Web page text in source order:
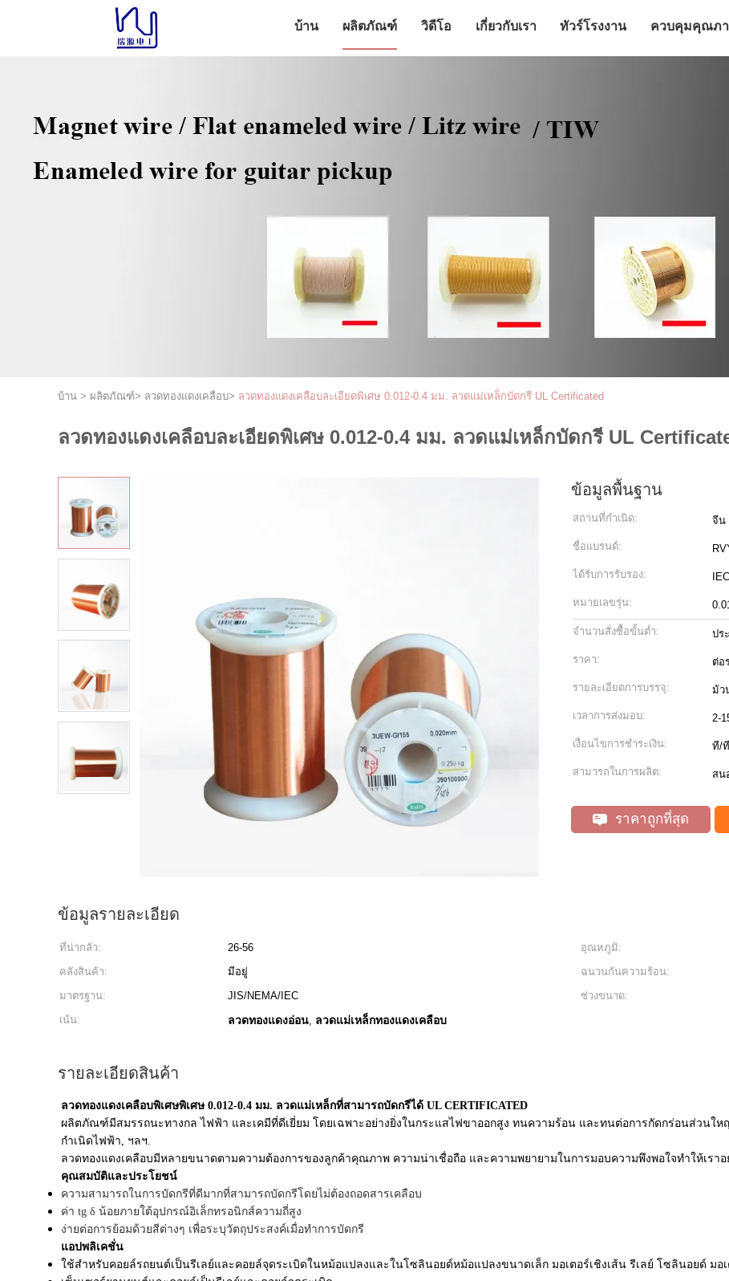
บ้าน ผลิตภัณฑ์ วิดีโอ เกี่ยวกับเรา ทัวร์โรงงาน ควบคุมคุณภ
บ้าน > ผลิตภัณฑ์> ลวดทองแดงเคลือบ> ลวดทองแดงเคลือบละเอียดพิเศษ 0.012-0.4 มม. ลวดแม่เหล็กบัดกรี UL Certificated
ลวดทองแดงเคลือบละเอียดพิเศษ 0.012-0.4 มม. ลวดแม่เหล็กบัดกรี UL
ข้อมูลพื้นฐาน
สถานที่กำเนิด: จีน
ชื่อแบรนด์:
ได้รับการรับรอง:
หมายเลขรุ่น:
จำนวนสั่งซื้อขั้นต่ำ: ปร
ราคา: ต่อ
รายละเอียดการบรรจุ: ม้ว
เวลาการส่งมอบ: 2-
เงื่อนไขการชำระเงิน: ที/ที
สามารถในการผลิต: สน
ราคาถูกที่สุด
ข้อมูลรายละเอียด
ที่น่ากลัว: 26-56 อุณหภูมิ:
คลังสินค้า:
มีอยู่ ฉนวนกันความร้อน:
มาตรฐาน:
JIS/NEMA/IEC ช่วงขนาด:
เน้น:
ลวดทองแดงอ่อน, ลวดแม่เหล็กทองแดงเคลือบ
รายละเอียดสินค้า
ลวดทองแดงเคลือบพิเศษพิเศษ 0.012-0.4 มม. ลวดแม่เหล็กที่สามารถบัดกรีได้ UL CERTIFICATED
ผลิตภัณฑ์มีสมรรถนะทางกล ไฟฟ้า และเคมีที่ดีเยี่ยม โดยเฉพาะอย่างยิ่งในกระแสไฟขาออกสูง ทนความร้อน และทนต่อการกัดกร่อนส่วนให
กำเนิดไฟฟ้า, ฯลฯ.
ลวดทองแดงเคลือบมีหลายขนาดตามความต้องการของลูกค้าคุณภาพ ความน่าเชื่อถือ และความพยายามในการมอบความพึงพอใจทำให้เรา
คุณสมบัติและประโยชน์
ความสามารถในการบัดกรีที่ดีมากที่สามารถบัดกรีโดยไม่ต้องถอดสารเคลือบ
ค่า tg δ น้อยภายใต้อุปกรณ์อิเล็กทรอนิกส์ความถี่สูง
ง่ายต่อการย้อมด้วยสีต่างๆ เพื่อระบุวัตถุประสงค์เมื่อทำการบัดกรี
แอปพลิเคชั่น
ใช้สำหรับคอยล์รถยนต์เป็นรีเลย์และคอยล์จุดระเบิดในหม้อแปลงและในโซลินอยด์หม้อแปลงขนาดเล็ก มอเตอร์เชิงเส้น รีเลย์ โซลินอยด์ ม